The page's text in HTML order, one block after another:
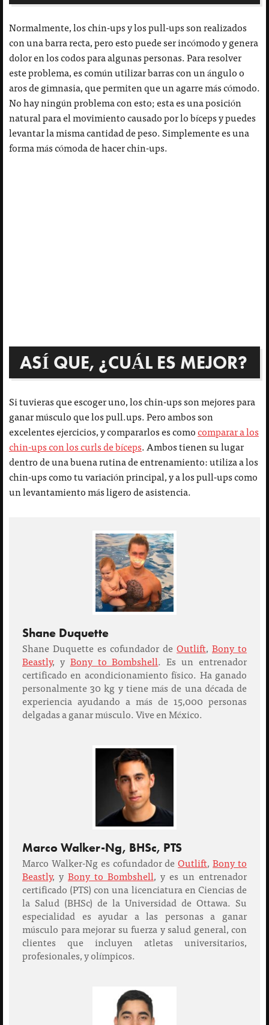
Normalmente, los chin-ups y los pull-ups son realizados
con una barra recta, pero esto puede ser incómodo y genera
dolor en los codos para algunas personas. Para resolver
este problema, es común utilizar barras con un ángulo o
aros de gimnasia, que permiten que un agarre más cómodo.
No hay ningún problema con esto; esta es una posición
natural para el movimiento causado por lo bíceps y puedes
levantar la misma cantidad de peso. Simplemente es una
forma más cómoda de hacer chin-ups.
ASÍ QUE, ¿CUÁL ES MEJOR?
Si tuvieras que escoger uno, los chin-ups son mejores para
ganar músculo que los pull.ups. Pero ambos son
excelentes ejercicios, y compararlos es comocomparar a los
chin-ups con los curls de bíceps. Ambos tienen su lugar
dentro de una buena rutina de entrenamiento: utiliza a los
chin-ups como tu variación principal, y a los pull-ups como
un levantamiento más ligero de asistencia.
Shane Duquette
Shane Duquette es cofundador de Outlift, Bony to
Beastly, y Bony to Bombshell. Es un entrenador
certificado en acondicionamiento físico. Ha ganado
personalmente 30 kg y tiene más de una década de
experiencia ayudando a más de 15,000 personas
delgadas a ganar músculo. Vive en México.
Marco Walker-Ng, BHSc, PTS
Marco Walker-Ng es cofundador deOutlift,Bony to
Beastly, y Bony to Bombshell, y es un entrenador
certificado (PTS) con una licenciatura en Ciencias de
la Salud (BHSc) de la Universidad de Ottawa. Su
especialidad es ayudar a las personas a ganar
músculo para mejorar su fuerza y ​​salud general, con
clientes que incluyen atletas universitarios,
profesionales, y olímpicos.